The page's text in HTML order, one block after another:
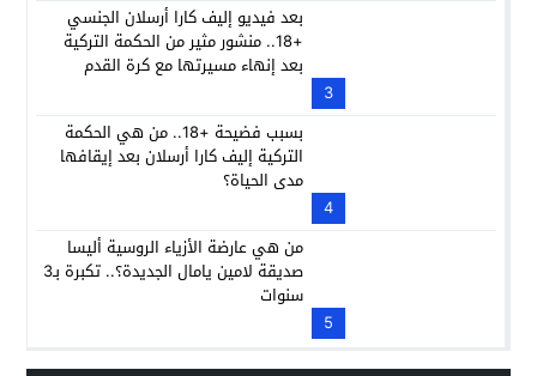
3
بعد فيديو إليف كارا أرسلان الجنسي
+18.. منشور مثير من الحكمة التركية
بعد إنهاء مسيرتها مع كرة القدم
4
بسبب فضيحة +18.. من هي الحكمة
التركية إليف كارا أرسلان بعد إيقافها
مدى الحياة؟
5
من هي عارضة الأزياء الروسية أليسا
صديقة لامين يامال الجديدة؟.. تكبرة بـ3
سنوات